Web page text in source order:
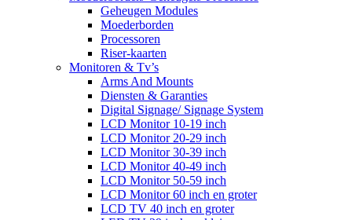
Geheugen Modules
Moederborden
Processoren
Riser-kaarten
Monitoren & Tv’s
Arms And Mounts
Diensten & Garanties
Digital Signage/ Signage System
LCD Monitor 10-19 inch
LCD Monitor 20-29 inch
LCD Monitor 30-39 inch
LCD Monitor 40-49 inch
LCD Monitor 50-59 inch
LCD Monitor 60 inch en groter
LCD TV 40 inch en groter